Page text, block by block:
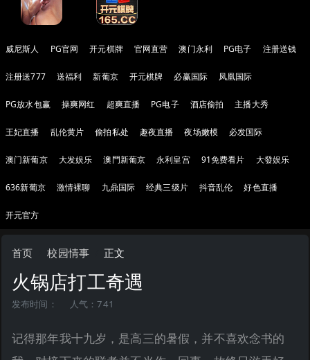
威尼斯人 PG官网 开元棋牌 官网直营 澳门永利 PG电子 注册送钱
注册送777 送福利 新葡京 开元棋牌 必赢国际 凤凰国际
PG放水包赢 操爽网红 超爽直播 PG电子 酒店偷拍 主播大秀
王妃直播 乱伦黄片 偷拍私处 趣夜直播 夜场嫩模 必发国际
澳门新葡京 大发娱乐 澳門新葡京 永利皇宫 91免费看片 大發娱乐
636新葡京 激情裸聊 九鼎国际 经典三级片 抖音乱伦 好色直播
开元官方
首页 校园情事 正文
火锅店打工奇遇
发布时间： 人气：741
记得那年我十九岁，是高三的暑假，并不喜欢念书的